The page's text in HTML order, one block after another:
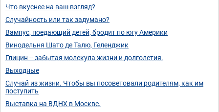
Что вкуснее на ваш взгляд?
Случайность или так задумано?
Вампус, поедающий детей, бродит по югу Америки
Винодельня Шато де Талю, Геленджик
Глицин -- забытая молекула жизни и долголетия.
Выходные
Случай из жизни. Чтобы вы посоветовали родителям, как им
поступить
Выставка на ВДНХ в Москве.